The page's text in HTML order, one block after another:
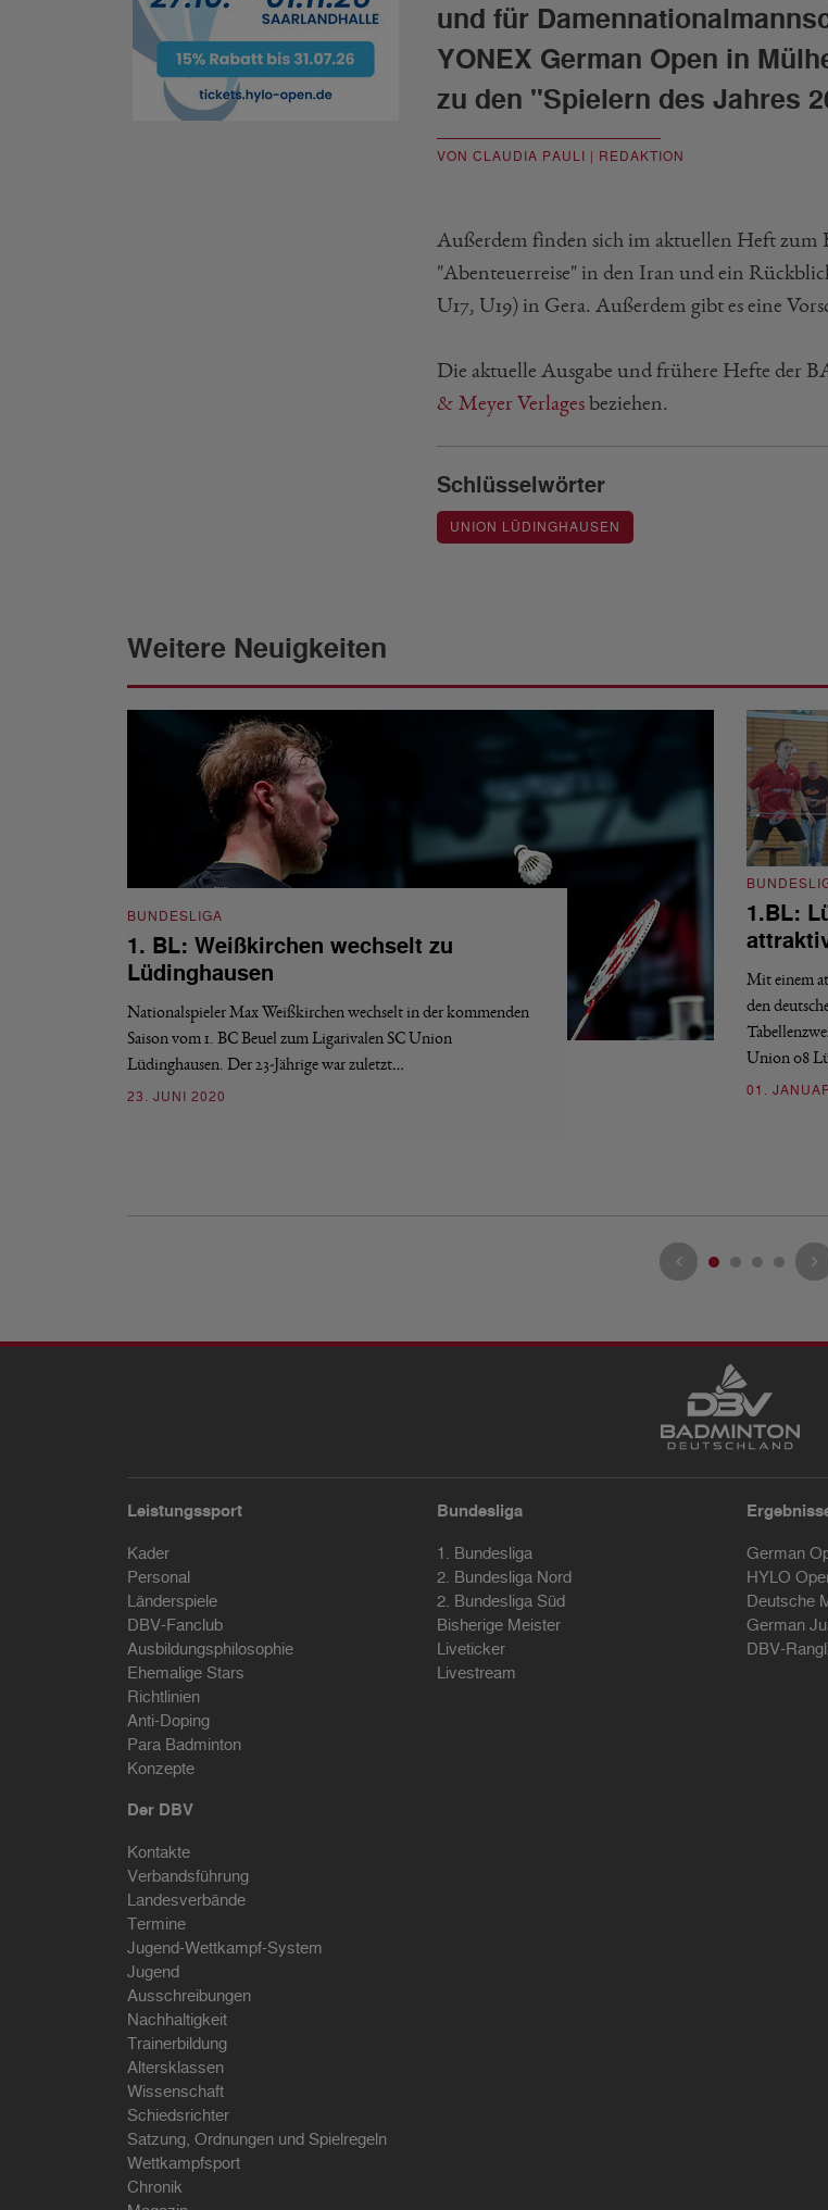
und für
YONEX German Open in
zu den "Spielern des Jahres
VON CLAUDIA PAULI | REDAKTION
Außerdem finden sich im aktuellen Heft zum
"Abenteuerreise" in den Iran und ein
U17, U19) in Gera. Außerdem gibt es eine
Die aktuelle Ausgabe und frühere Hefte der
& Meyer Verlages beziehen.
Schlüsselwörter
UNION LÜDINGHAUSEN
Weitere Neuigkeiten
BUNDESLIGA
1. BL: Weißkirchen wechselt zu
Lüdinghausen
Nationalspieler Max Weißkirchen wechselt in der kommenden
Saison vom 1. BC Beuel zum Ligarivalen SC Union
Lüdinghausen. Der 23-Jährige war zuletzt…
23. JUNI 2020
1.BL:
Mit einem
den
Union 08
01.
Leistungssport
Kader
Personal
Länderspiele
DBV-Fanclub
Ausbildungsphilosophie
Ehemalige Stars
Richtlinien
Anti-Doping
Para Badminton
Konzepte
Bundesliga
1. Bundesliga
2. Bundesliga Nord
2. Bundesliga Süd
Bisherige Meister
Liveticker
Livestream
German
HYLO
Deutsche
German
DBV-
Der DBV
Kontakte
Verbandsführung
Landesverbände
Termine
Jugend-Wettkampf-System
Jugend
Ausschreibungen
Nachhaltigkeit
Trainerbildung
Altersklassen
Wissenschaft
Schiedsrichter
Satzung, Ordnungen und Spielregeln
Wettkampfsport
Chronik